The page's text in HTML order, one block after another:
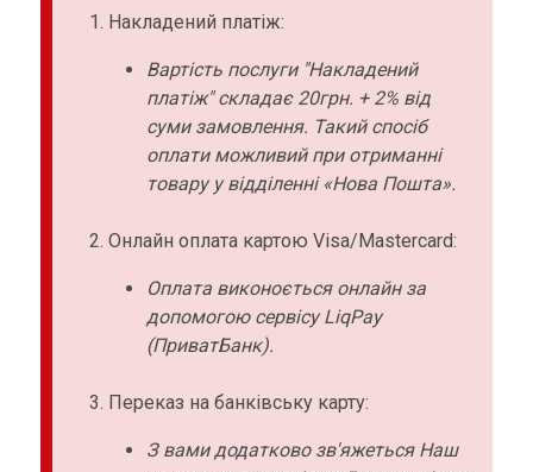
Накладений платіж:
Вартість послуги "Накладений
платіж" складає 20грн. + 2% від
суми замовлення. Такий спосіб
оплати можливий при отриманні
товару у відділенні «Нова Пошта».
Онлайн оплата картою Visa/Mastercard:
Оплата виконоється онлайн за
допомогою сервісу LiqPay
(ПриватБанк).
Переказ на банківську карту:
З вами додатково зв'яжеться Наш